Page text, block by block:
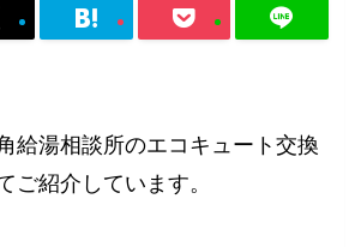
給湯相談所のエコキュート交換
ご紹介しています。